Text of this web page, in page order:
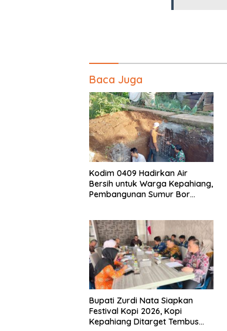
Baca Juga
Kodim 0409 Hadirkan Air
Bersih untuk Warga Kepahiang,
Pembangunan Sumur Bor
Bupati Zurdi Nata Siapkan
Festival Kopi 2026, Kopi
Kepahiang Ditarget Tembus